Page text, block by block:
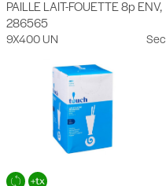
PAILLE LAIT-FOUETTE 8p ENV,
286565
9X400 UN Sec